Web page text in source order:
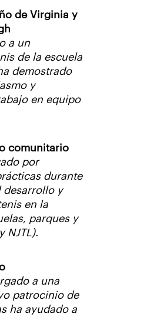
de Virginia y
a un
de la escuela
demostrado
y
en equipo
comunitario
por
durante
desarrollo y
en la
parques y
NJTL).
a una
patrocinio de
ha ayudado a